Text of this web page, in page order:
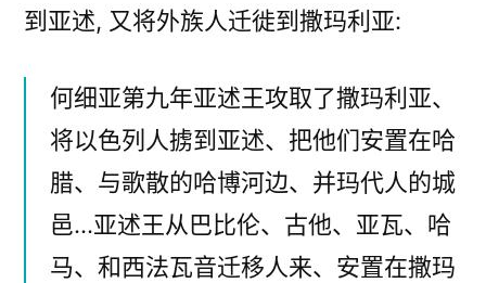
到亚述, 又将外族人迁徙到撒玛利亚:
何细亚第九年亚述王攻取了撒玛利亚、
将以色列人掳到亚述、把他们安置在哈
腊、与歌散的哈博河边、并玛代人的城
邑…亚述王从巴比伦、古他、亚瓦、哈
马、和西法瓦音迁移人来、安置在撒玛